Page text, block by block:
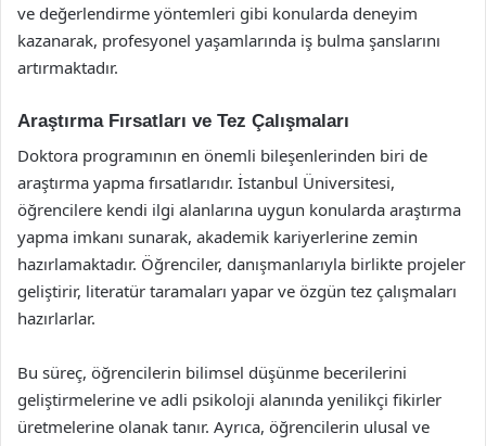
ve değerlendirme yöntemleri gibi konularda deneyim
kazanarak, profesyonel yaşamlarında iş bulma şanslarını
artırmaktadır.
Araştırma Fırsatları ve Tez Çalışmaları
Doktora programının en önemli bileşenlerinden biri de
araştırma yapma fırsatlarıdır. İstanbul Üniversitesi,
öğrencilere kendi ilgi alanlarına uygun konularda araştırma
yapma imkanı sunarak, akademik kariyerlerine zemin
hazırlamaktadır. Öğrenciler, danışmanlarıyla birlikte projeler
geliştirir, literatür taramaları yapar ve özgün tez çalışmaları
hazırlarlar.
Bu süreç, öğrencilerin bilimsel düşünme becerilerini
geliştirmelerine ve adli psikoloji alanında yenilikçi fikirler
üretmelerine olanak tanır. Ayrıca, öğrencilerin ulusal ve